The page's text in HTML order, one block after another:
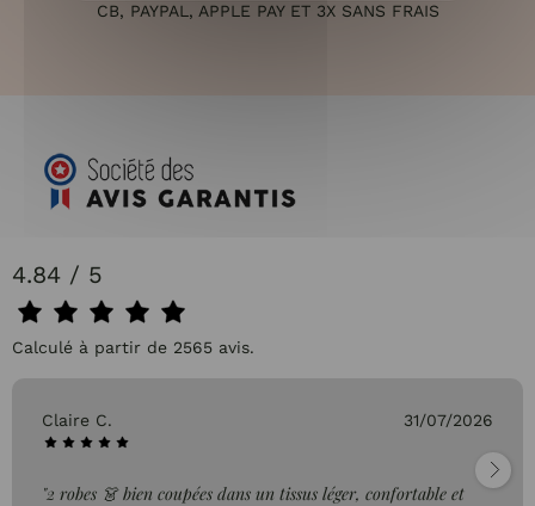
CB, PAYPAL, APPLE PAY ET 3X SANS FRAIS
4.84 / 5
Calculé à partir de 2565 avis.
Claire C. 31/07/2026
"2 robes 👗 bien coupées dans un tissus léger, confortable et